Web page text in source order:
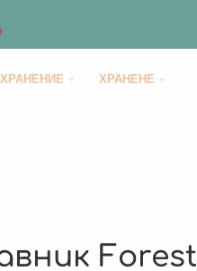
ХРАНЕНЕ
Forest